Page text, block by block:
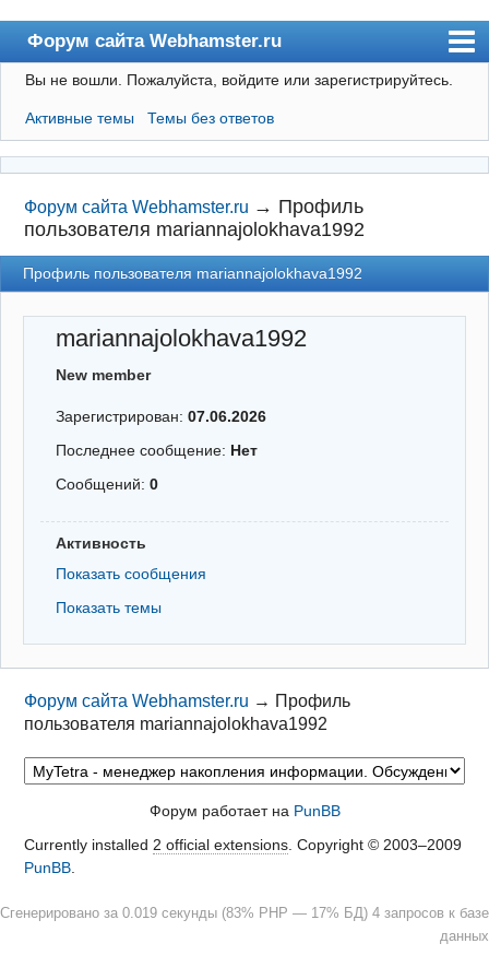
Форум сайта Webhamster.ru
Форум
Пользователи
Поиск
Регистрация
Webhamster.ru
Вы не вошли. Пожалуйста, войдите или зарегистрируйтесь.
Активные темы Темы без ответов
Форум сайта Webhamster.ru → Профиль
пользователя mariannajolokhava1992
Профиль пользователя mariannajolokhava1992
mariannajolokhava1992
New member
Зарегистрирован:07.06.2026
Последнее сообщение: Нет
Сообщений:0
Активность
Показать сообщения
Показать темы
Форум сайта Webhamster.ru → Профиль
пользователя mariannajolokhava1992
Форум работает на PunBB
Currently installed 2 official extensions. Copyright © 2003–2009
PunBB.
Сгенерировано за 0.019 секунды (83% PHP — 17% БД) 4 запросов к базе
данных